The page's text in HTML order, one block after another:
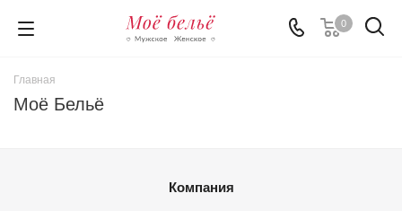
0
Главная
Моё Бельё
Компания